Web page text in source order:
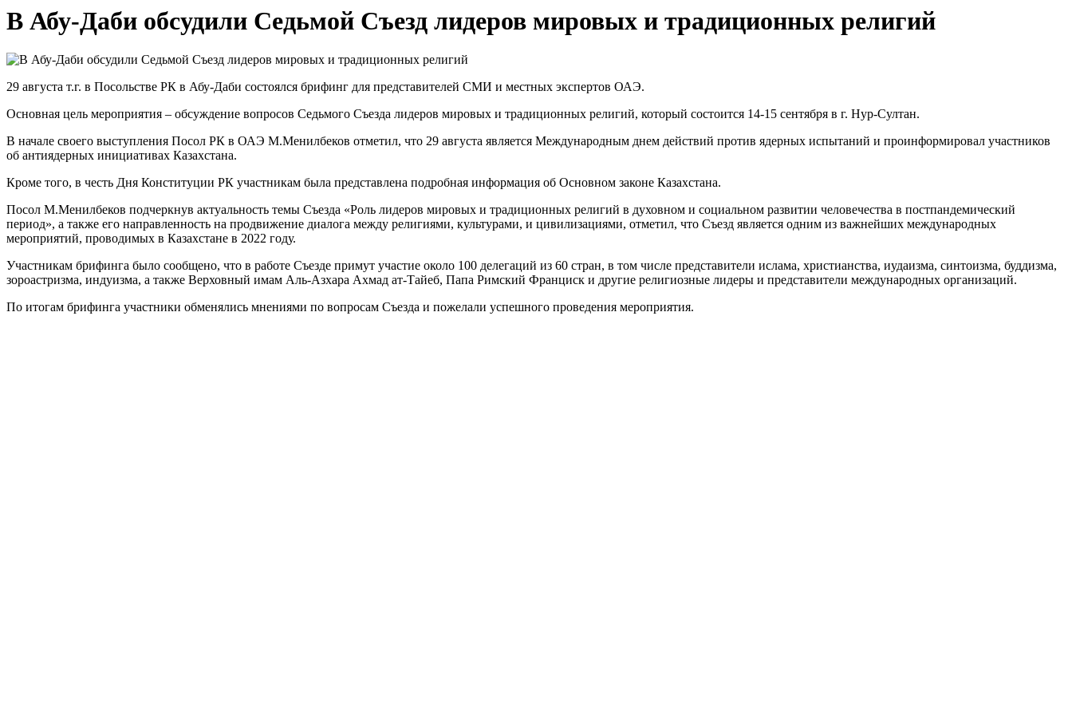
В Абу-Даби обсудили Седьмой Съезд лидеров мировых и традиционных религий
29 августа т.г. в Посольстве РК в Абу-Даби состоялся брифинг для представителей СМИ и местных экспертов ОАЭ.
Основная цель мероприятия – обсуждение вопросов Седьмого Съезда лидеров мировых и традиционных религий, который состоится 14-15 сентября в г. Нур-Султан.
В начале своего выступления Посол РК в ОАЭ М.Менилбеков отметил, что 29 августа является Международным днем действий против ядерных испытаний и проинформировал участников
об антиядерных инициативах Казахстана.
Кроме того, в честь Дня Конституции РК участникам была представлена подробная информация об Основном законе Казахстана.
Посол М.Менилбеков подчеркнув актуальность темы Съезда «Роль лидеров мировых и традиционных религий в духовном и социальном развитии человечества в постпандемический
период», а также его направленность на продвижение диалога между религиями, культурами, и цивилизациями, отметил, что Съезд является одним из важнейших международных
мероприятий, проводимых в Казахстане в 2022 году.
Участникам брифинга было сообщено, что в работе Съезде примут участие около 100 делегаций из 60 стран, в том числе представители ислама, христианства, иудаизма, синтоизма, буддизма,
зороастризма, индуизма, а также Верховный имам Аль-Азхара Ахмад ат-Тайеб, Папа Римский Франциск и другие религиозные лидеры и представители международных организаций.
По итогам брифинга участники обменялись мнениями по вопросам Съезда и пожелали успешного проведения мероприятия.